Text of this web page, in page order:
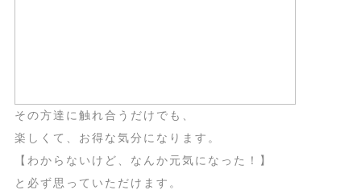
その方達に触れ合うだけでも、
楽しくて、お得な気分になります。
【わからないけど、なんか元気になった！】
と必ず思っていただけます。